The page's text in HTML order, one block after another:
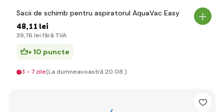
Sacii de schimb pentru aspiratorul AquaVac Easy
48,11 lei
39,76 lei fără TVA
+ 10 puncte
3 - 7 zile(La dumneavoastră 20.08.)